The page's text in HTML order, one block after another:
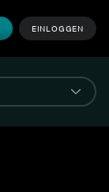
EINLOGGEN